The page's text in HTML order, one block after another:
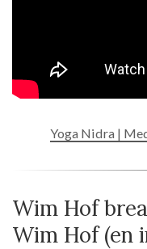
Yoga Nidra |
Wim Hof
Wim Hof (en